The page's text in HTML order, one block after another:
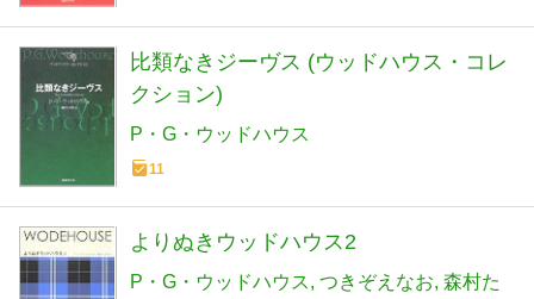
比類なきジーヴス (ウッドハウス・コレ
クション)
P・G・ウッドハウス
11
よりぬきウッドハウス2
P・G・ウッドハウス つきぞえなお 森村た